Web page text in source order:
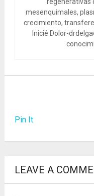
mesenquimales,
crecimiento,
Inicié Dolor-
Pin It
LEAVE A